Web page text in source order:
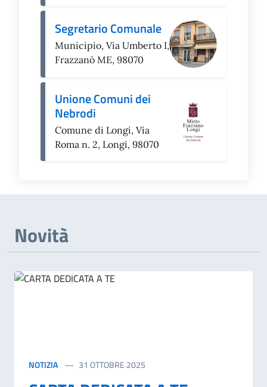
Segretario Comunale
Municipio, Via Umberto I,
Frazzanò ME, 98070
Unione Comuni dei
Nebrodi
Comune di Longi, Via
Roma n. 2, Longi, 98070
Novità
NOTIZIA 31 OTTOBRE 2025